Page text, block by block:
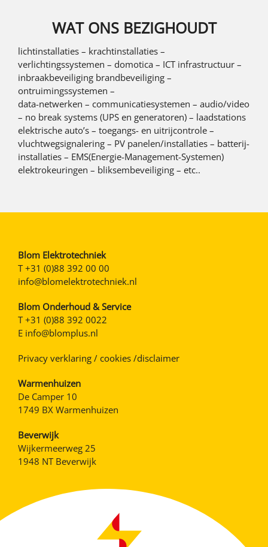
WAT ONS BEZIGHOUDT
lichtinstallaties – krachtinstallaties –
verlichtingssystemen – domotica – ICT infrastructuur –
inbraakbeveiliging brandbeveiliging –
ontruimingssystemen –
data-netwerken – communicatiesystemen – audio/video
– no break systems (UPS en generatoren) – laadstations
elektrische auto’s – toegangs- en uitrijcontrole –
vluchtwegsignalering – PV panelen/installaties – batterij-
installaties – EMS(Energie-Management-Systemen)
elektrokeuringen – bliksembeveiliging – etc..
Blom Elektrotechniek
T+31 (0)88 392 00 00
info@blomelektrotechniek.nl
Blom Onderhoud & Service
T+31 (0)88 392 0022
E info@blomplus.nl
Privacy verklaring / cookies /disclaimer
Warmenhuizen
De Camper 10
1749 BX Warmenhuizen
Beverwijk
Wijkermeerweg 25
1948 NT Beverwijk